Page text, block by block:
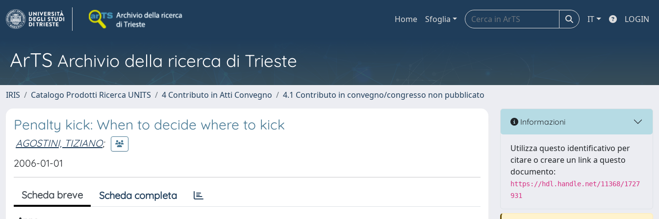
Home Sfoglia IT LOGIN
ArTS Archivio della ricerca di Trieste
IRIS Catalogo Prodotti Ricerca UNITS 4 Contributo in Atti Convegno 4.1 Contributo in convegno/congresso non pubblicato
Penalty kick: When to decide where to kick
AGOSTINI, TIZIANO;
2006-01-01
Scheda breve Scheda completa
Informazioni
Utilizza questo identificativo per
citare o creare un link a questo
documento:
https://hdl.handle.net/11368/1727
931